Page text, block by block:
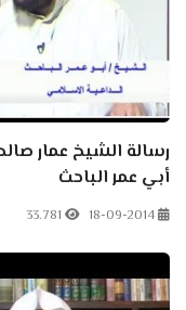
رسالة الشيخ عمار
أبي عمر الباحث
18-09-2014
33.781